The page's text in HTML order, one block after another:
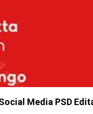
Media PSD